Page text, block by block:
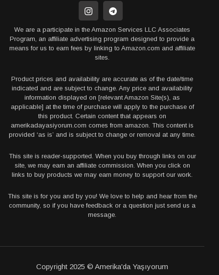
We are a participate in the Amazon Services LLC Associates
Program, an affiliate advertising program designed to provide a
means for us to earn fees by linking to Amazon.com and affiliate
sites.
Product prices and availability are accurate as of the date/time
indicated and are subject to change. Any price and availability
information displayed on [relevant Amazon Site(s), as
applicable] at the time of purchase will apply to the purchase of
this product. Certain content that appears on
amerikadayasiyorum.com comes from amazon. This content is
provided ‘as is’ and is subject to change or removal at any time.
This site is reader-supported. When you buy through links on our
site, we may earn an affiliate commission. When you click on
links to buy products we may earn money to support our work.
This site is for you and by you! We love to help and hear from the
community, so if you have feedback or a question just send us a
message.
Copyright 2025 © Amerika'da Yaşıyorum